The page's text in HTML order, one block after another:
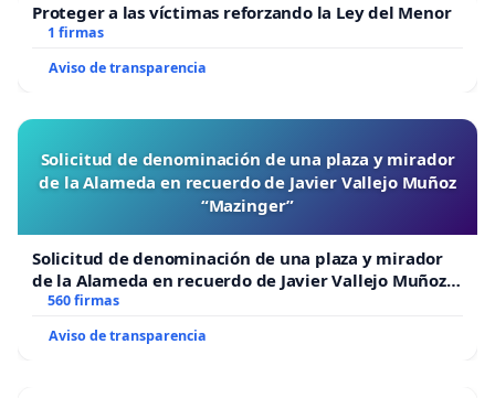
Proteger a las víctimas reforzando la Ley del Menor
1 firmas
Aviso de transparencia
Solicitud de denominación de una plaza y mirador
de la Alameda en recuerdo de Javier Vallejo Muñoz
“Mazinger”
Solicitud de denominación de una plaza y mirador
de la Alameda en recuerdo de Javier Vallejo Muñoz
“Mazinger”
560 firmas
Aviso de transparencia